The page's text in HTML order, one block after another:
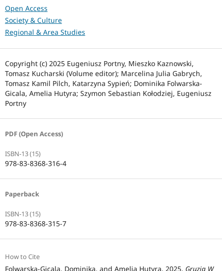
Open Access
Society & Culture
Regional & Area Studies
Copyright (c) 2025 Eugeniusz Portny, Mieszko Kaznowski,
Tomasz Kucharski (Volume editor); Marcelina Julia Gabrych,
Tomasz Kamil Pilch, Katarzyna Sypień; Dominika Folwarska-
Gicala, Amelia Hutyra; Szymon Sebastian Kołodziej, Eugeniusz
Portny
PDF (Open Access)
ISBN-13 (15)
978-83-8368-316-4
Paperback
ISBN-13 (15)
978-83-8368-315-7
How to Cite
Folwarska-Gicala, Dominika, and Amelia Hutyra. 2025. Gruzja W